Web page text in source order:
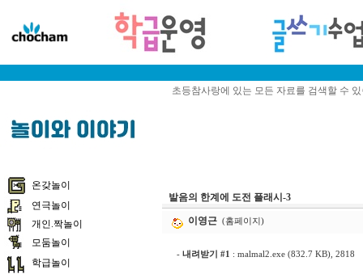
초등참사랑에 있는 모든 자료를 검색할 수
온갖놀이
연극놀이
개인.짝놀이
모둠놀이
학급놀이
발음의 한계에 도전 플래시-3
이영근 (홈페이지)
- 내려받기 #1 : malmal2.exe (832.7 KB) , 2818